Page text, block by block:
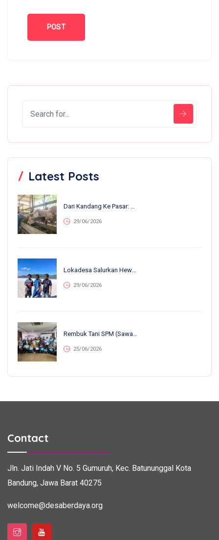
Latest Posts
Dari Kandang Ke Pasar: 13 Anakan Lahir Dalam Sebulan, Nirvana Farm Bumiroso Tunjukkan Perkembangan Pesat
29/06/2026
Lokadesa Salurkan Hewan Kurban Ke 75.138 Warga Pelosok Di 25 Provinsi
29/06/2026
Rembuk Tani SPM (Sawah Pokok Murah) Se-Jawa Barat: Perkuat Kolaborasi Petani Untuk Kemandirian Dan Ketahanan Pangan
25/06/2026
Contact
Jln. Jati Indah V No. 5 Gumuruh, Kec. Batununggal Kota
Bandung, Jawa Barat 40275
welcome@desaberdaya.org